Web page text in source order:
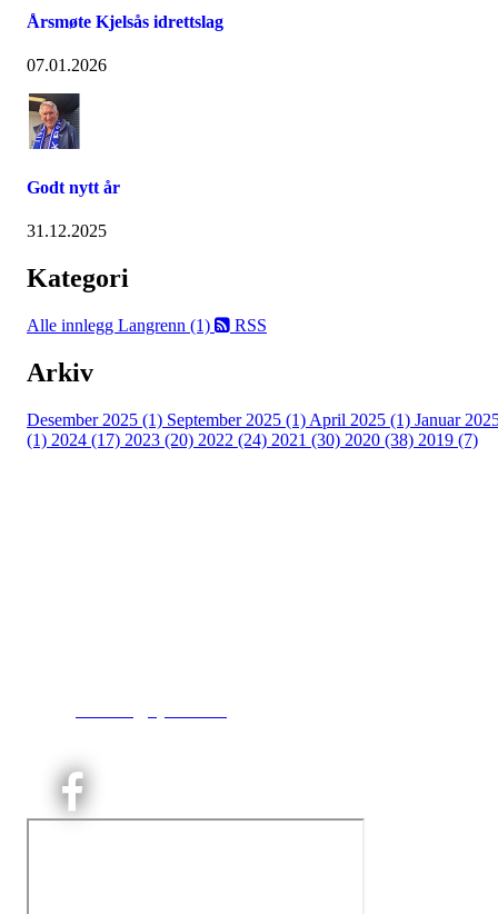
Årsmøte Kjelsås idrettslag
07.01.2026
Godt nytt år
31.12.2025
Kategori
Alle innlegg Langrenn (1) RSS
Arkiv
Desember 2025 (1) September 2025 (1) April 2025 (1) Januar
(1) 2024 (17) 2023 (20) 2022 (24) 2021 (30) 2020 (38) 2019 (7)